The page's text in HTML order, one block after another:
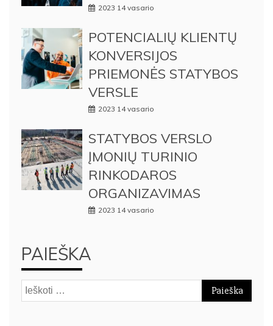
2023 14 vasario
POTENCIALIŲ KLIENTŲ
KONVERSIJOS
PRIEMONĖS STATYBOS
VERSLE
2023 14 vasario
STATYBOS VERSLO
ĮMONIŲ TURINIO
RINKODAROS
ORGANIZAVIMAS
2023 14 vasario
PAIEŠKA
Ieškoti: